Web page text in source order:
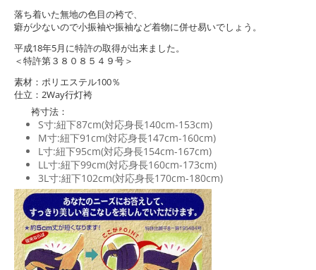
落ち着いた無地の色目の袴で、
癖が少ないので小振袖や振袖など着物に併せ易いでしょう。
平成18年5月に特許の取得が出来ました。
＜特許第３８０８５４９号＞
素材：ポリエステル100％
仕立：2Way行灯袴
袴寸法：
S寸:紐下87cm(対応身長140cm-153cm)
M寸:紐下91cm(対応身長147cm-160cm)
L寸:紐下95cm(対応身長154cm-167cm)
LL寸:紐下99cm(対応身長160cm-173cm)
3L寸:紐下102cm(対応身長170cm-180cm)